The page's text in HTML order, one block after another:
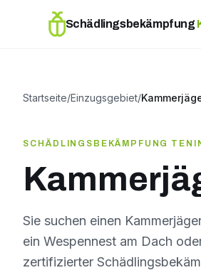
Schädlingsbekämpfung
Startseite/Einzugsgebiet/
SCHÄDLINGSBEKÄMPFUNG
Sie suchen einen
ein Wespennest am Dach
zertifizierter